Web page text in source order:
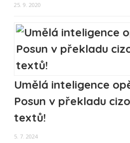
25. 9. 2020
Umělá inteligence
Posun v překladu
textů!
5. 7. 2024